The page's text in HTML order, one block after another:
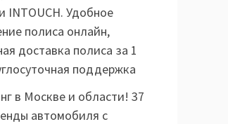
INTOUCH. Удобное
полиса онлайн,
доставка полиса за 1
поддержка
в Москве и области! 37
автомобиля с